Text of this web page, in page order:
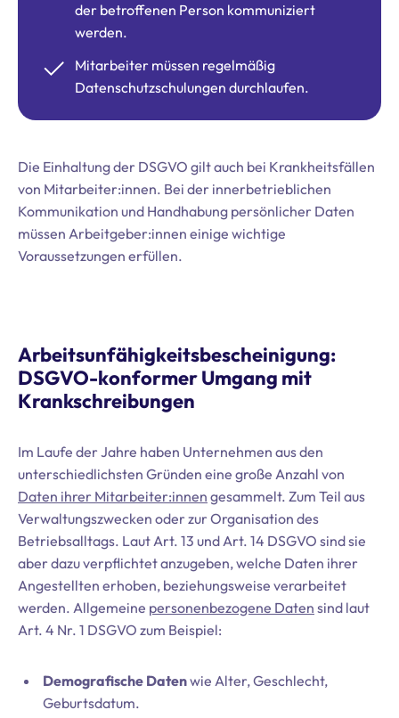
der betroffenen Person kommuniziert
werden.
Mitarbeiter müssen regelmäßig
Datenschutzschulungen durchlaufen.
Die Einhaltung der DSGVO gilt auch bei Krankheitsfällen
von Mitarbeiter:innen. Bei der innerbetrieblichen
Kommunikation und Handhabung persönlicher Daten
müssen Arbeitgeber:innen einige wichtige
Voraussetzungen erfüllen.
Arbeitsunfähigkeitsbescheinigung:
DSGVO-konformer Umgang mit
Krankschreibungen
Im Laufe der Jahre haben Unternehmen aus den
unterschiedlichsten Gründen eine große Anzahl von
Daten ihrer Mitarbeiter:innen gesammelt. Zum Teil aus
Verwaltungszwecken oder zur Organisation des
Betriebsalltags. Laut Art. 13 und Art. 14 DSGVO sind sie
aber dazu verpflichtet anzugeben, welche Daten ihrer
Angestellten erhoben, beziehungsweise verarbeitet
werden. Allgemeine personenbezogene Daten sind laut
Art. 4 Nr. 1 DSGVO zum Beispiel:
Demografische Datenwie Alter, Geschlecht,
Geburtsdatum.